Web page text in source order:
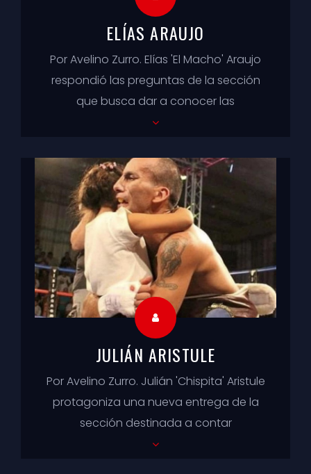
ELÍAS ARAUJO
Por Avelino Zurro. Elías 'El Macho' Araujo
respondió las preguntas de la sección
que busca dar a conocer las
sensaciones y experiencias que viven ...
JULIÁN ARISTULE
Por Avelino Zurro. Julián 'Chispita' Aristule
protagoniza una nueva entrega de la
sección destinada a contar
sensaciones y vivencias de boxeadores